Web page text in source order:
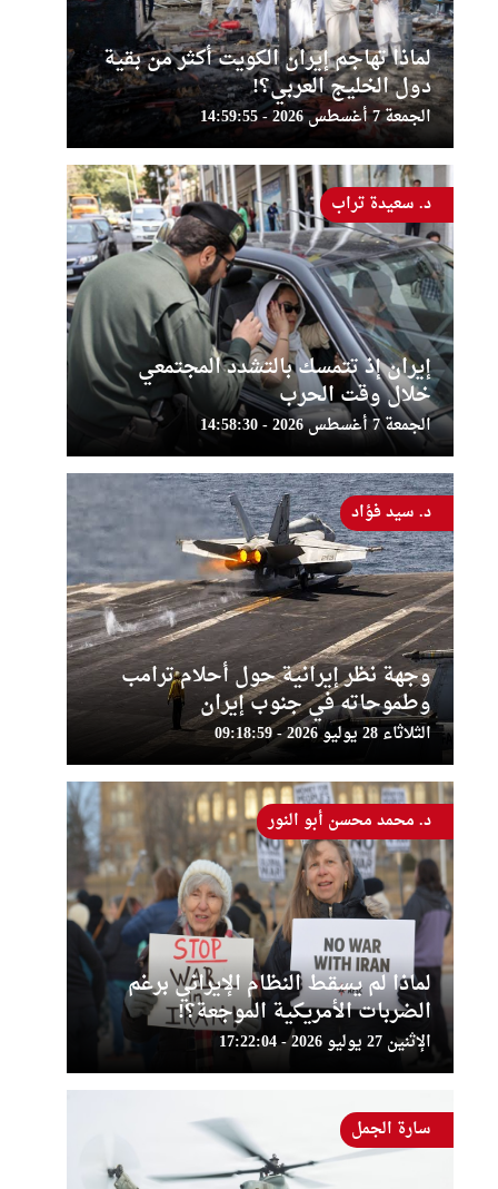
لماذا تهاجم إيران الكويت أكثر من بقية
دول الخليج العربي؟!
الجمعة 7 أغسطس 2026 - 14:59:55
إيران إذ تتمسك بالتشدد المجتمعي
خلال وقت الحرب
الجمعة 7 أغسطس 2026 - 14:58:30
د. سعيدة تراب
وجهة نظر إيرانية حول أحلام ترامب
وطموحاته في جنوب إيران
الثلاثاء 28 يوليو 2026 - 09:18:59
د. سيد فؤاد
لماذا لم يسقط النظام الإيراني برغم
الضربات الأمريكية الموجعة؟!
الإثنين 27 يوليو 2026 - 17:22:04
د. محمد محسن أبو النور
سارة الجمل